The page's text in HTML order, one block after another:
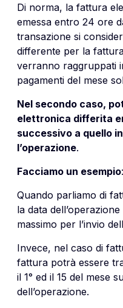
Di norma, la fattura
emessa entro 24 ore
transazione si
differente per la
verranno raggruppati
pagamenti del mese
Nel secondo caso,
elettronica differita
successivo a quello
l’operazione.
Facciamo un esempio:
Quando parliamo di
la data
massimo per l’invio
Invece, nel caso di
fattura potrà essere
il 1° ed il 15 del mese
dell’operazione.